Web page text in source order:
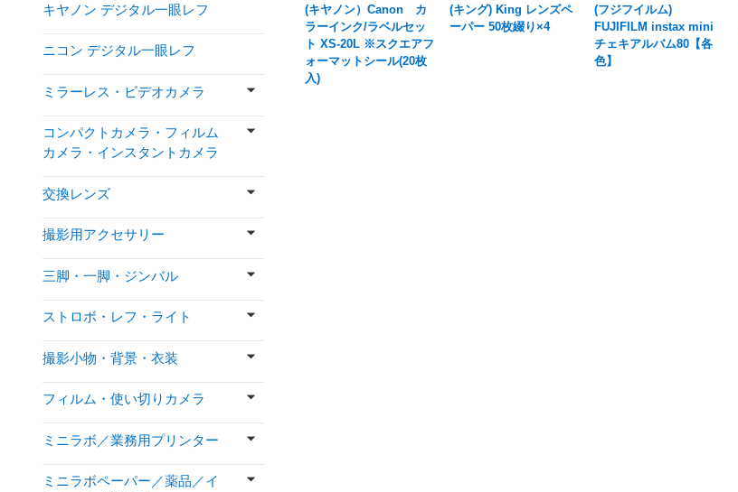
(キヤノン）Canon カ
ラーインク/ラベルセッ
ト XS-20L ※スクエアフ
ォーマットシール(20枚
入)
(キング) King レンズペ
ーパー 50枚綴り×4
(フジフイルム)
FUJIFILM instax mini
チェキアルバム80【各
色】
キヤノン デジタル一眼レフ
ニコン デジタル一眼レフ
ミラーレス・ビデオカメラ
コンパクトカメラ・フィルム
カメラ・インスタントカメラ
交換レンズ
撮影用アクセサリー
三脚・一脚・ジンバル
ストロボ・レフ・ライト
撮影小物・背景・衣装
フィルム・使い切りカメラ
ミニラボ／業務用プリンター
ミニラボペーパー／薬品／イ